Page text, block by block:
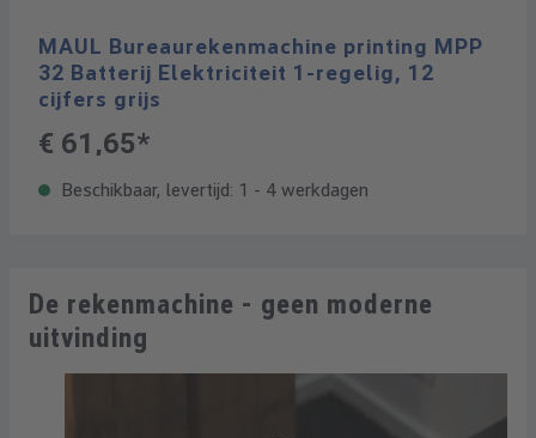
MAUL Bureaurekenmachine printing MPP
32 Batterij Elektriciteit 1-regelig, 12
cijfers grijs
€ 61,65*
Beschikbaar, levertijd: 1 - 4 werkdagen
De rekenmachine - geen moderne
uitvinding